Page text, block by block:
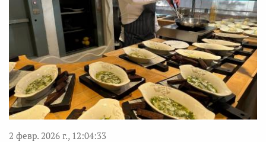
2 февр. 2026 г., 12:04:33